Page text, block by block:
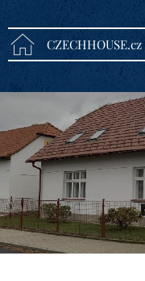
CZECHHOUSE.cz